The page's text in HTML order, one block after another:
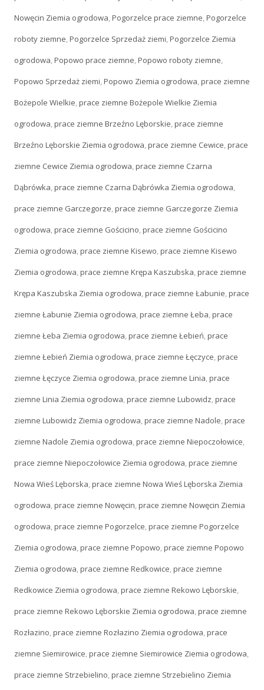
Nowęcin Ziemia ogrodowa,Pogorzelce prace ziemne,Pogorzelce
roboty ziemne,Pogorzelce Sprzedaż ziemi,Pogorzelce Ziemia
ogrodowa,Popowo prace ziemne,Popowo roboty ziemne,
Popowo Sprzedaż ziemi,Popowo Ziemia ogrodowa,prace ziemne
Bożepole Wielkie,prace ziemne Bożepole Wielkie Ziemia
ogrodowa,prace ziemne Brzeźno Lęborskie,prace ziemne
Brzeźno Lęborskie Ziemia ogrodowa,prace ziemne Cewice,prace
ziemne Cewice Ziemia ogrodowa,prace ziemne Czarna
Dąbrówka,prace ziemne Czarna Dąbrówka Ziemia ogrodowa,
prace ziemne Garczegorze,prace ziemne Garczegorze Ziemia
ogrodowa,prace ziemne Gościcino,prace ziemne Gościcino
Ziemia ogrodowa,prace ziemne Kisewo,prace ziemne Kisewo
Ziemia ogrodowa,prace ziemne Krępa Kaszubska,prace ziemne
Krępa Kaszubska Ziemia ogrodowa,prace ziemne Łabunie,prace
ziemne Łabunie Ziemia ogrodowa,prace ziemne Łeba,prace
ziemne Łeba Ziemia ogrodowa,prace ziemne Łebień,prace
ziemne Łebień Ziemia ogrodowa,prace ziemne Łęczyce,prace
ziemne Łęczyce Ziemia ogrodowa,prace ziemne Linia,prace
ziemne Linia Ziemia ogrodowa,prace ziemne Lubowidz,prace
ziemne Lubowidz Ziemia ogrodowa,prace ziemne Nadole,prace
ziemne Nadole Ziemia ogrodowa,prace ziemne Niepoczołowice,
prace ziemne Niepoczołowice Ziemia ogrodowa,prace ziemne
Nowa Wieś Lęborska,prace ziemne Nowa Wieś Lęborska Ziemia
ogrodowa,prace ziemne Nowęcin,prace ziemne Nowęcin Ziemia
ogrodowa,prace ziemne Pogorzelce,prace ziemne Pogorzelce
Ziemia ogrodowa,prace ziemne Popowo,prace ziemne Popowo
Ziemia ogrodowa,prace ziemne Redkowice,prace ziemne
Redkowice Ziemia ogrodowa,prace ziemne Rekowo Lęborskie,
prace ziemne Rekowo Lęborskie Ziemia ogrodowa,prace ziemne
Rozłazino,prace ziemne Rozłazino Ziemia ogrodowa,prace
ziemne Siemirowice,prace ziemne Siemirowice Ziemia ogrodowa,
prace ziemne Strzebielino,prace ziemne Strzebielino Ziemia